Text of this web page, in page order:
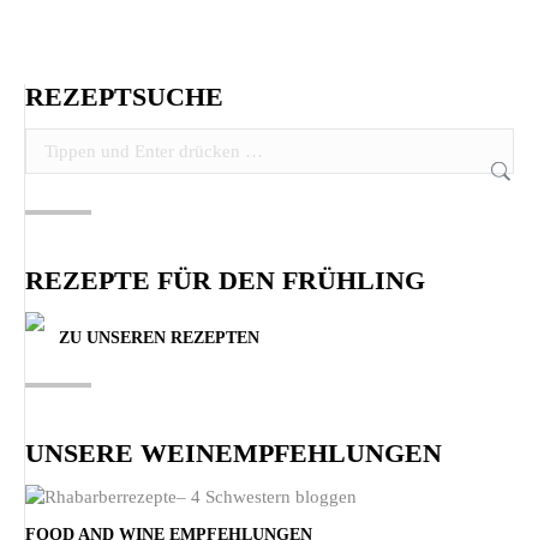
REZEPTSUCHE
REZEPTE FÜR DEN FRÜHLING
ZU UNSEREN REZEPTEN
UNSERE WEINEMPFEHLUNGEN
FOOD AND WINE EMPFEHLUNGEN